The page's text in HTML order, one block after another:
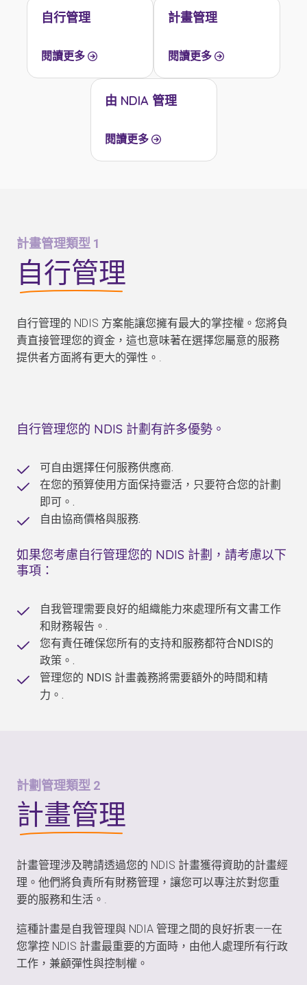
自行管理
閱讀更多
計畫管理
閱讀更多
由 NDIA 管理
閱讀更多
計畫管理類型 1
自行管理
自行管理的 NDIS 方案能讓您擁有最大的掌控權。您將負
責直接管理您的資金，這也意味著在選擇您屬意的服務
提供者方面將有更大的彈性。.
自行管理您的 NDIS 計劃有許多優勢。
可自由選擇任何服務供應商.
在您的預算使用方面保持靈活，只要符合您的計劃
即可。.
自由協商價格與服務.
如果您考慮自行管理您的 NDIS 計劃，請考慮以下
事項：
自我管理需要良好的組織能力來處理所有文書工作
和財務報告。.
您有責任確保您所有的支持和服務都符合NDIS的
政策。.
管理您的 NDIS 計畫義務將需要額外的時間和精
力。.
計劃管理類型 2
計畫管理
計畫管理涉及聘請透過您的 NDIS 計畫獲得資助的計畫經
理。他們將負責所有財務管理，讓您可以專注於對您重
要的服務和生活。.
這種計畫是自我管理與 NDIA 管理之間的良好折衷——在
您掌控 NDIS 計畫最重要的方面時，由他人處理所有行政
工作，兼顧彈性與控制權。